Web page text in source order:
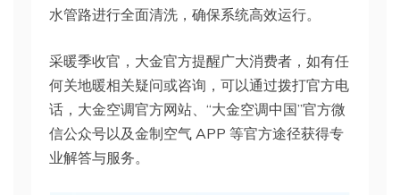
水管路进行全面清洗，确保系统高效运行。
采暖季收官，大金官方提醒广大消费者，如有任
何关地暖相关疑问或咨询，可以通过拨打官方电
话，大金空调官方网站、“大金空调中国”官方微
信公众号以及金制空气 APP 等官方途径获得专
业解答与服务。